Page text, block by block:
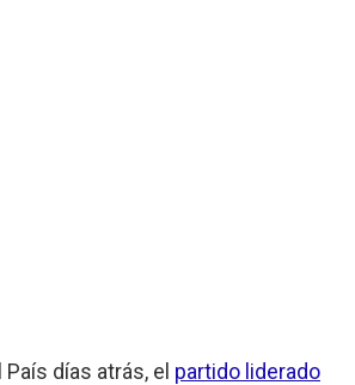
días atrás, el partido liderado